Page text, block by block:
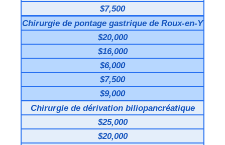
$7,500
Chirurgie de pontage gastrique de Roux-en-Y
$20,000
$16,000
$6,000
$7,500
$9,000
Chirurgie de dérivation biliopancréatique
$25,000
$20,000